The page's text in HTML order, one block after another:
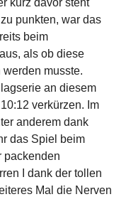
punkten, war das
beim
als ob diese
musste.
an diesem
verkürzen. Im
anderem dank
das Spiel beim
packenden
I dank der tollen
Mal die Nerven